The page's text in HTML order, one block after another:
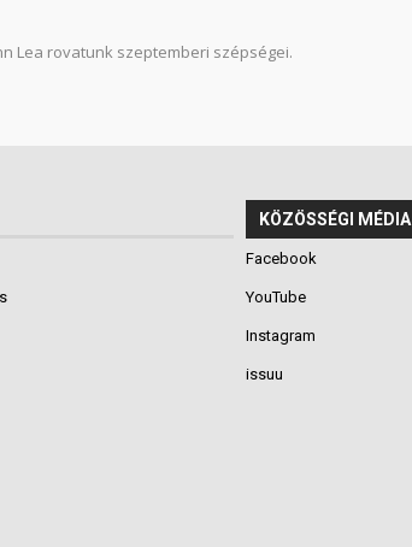
Lea rovatunk szeptemberi szépségei.
KÖZÖSSÉGI MÉDIA
Facebook
YouTube
Instagram
issuu